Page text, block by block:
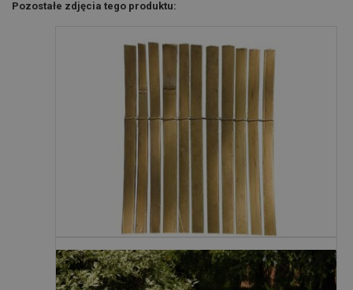
Pozostałe zdjęcia tego produktu: